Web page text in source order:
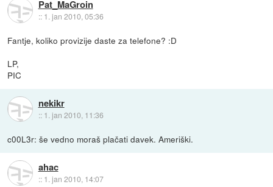
Pat_MaGroin
:: 1. jan 2010, 05:36
Fantje, koliko provizije daste za telefone? :D
LP,
PIC
nekikr
:: 1. jan 2010, 11:36
c00L3r: še vedno moraš plačati davek. Ameriški.
ahac
:: 1. jan 2010, 14:07